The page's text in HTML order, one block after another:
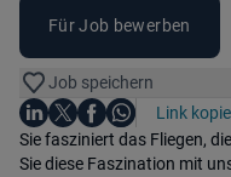
Für Job bewerben
Job speichern
Teile diesen Job
Auf LinkedIn teilen
Auf X teilen
Auf Facebook teilen
Auf WhatsApp
Link
Einleitung
Sie fasziniert das Fliegen,
Sie diese Faszination mit